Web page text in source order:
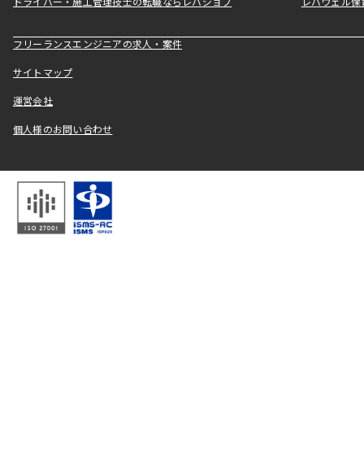
ドライバー・施工管理技士の転職ならレバジョブ レバウェル
フリーランスエンジニアの求人・案件
サイトマップ
運営会社
個人様のお問い合わせ